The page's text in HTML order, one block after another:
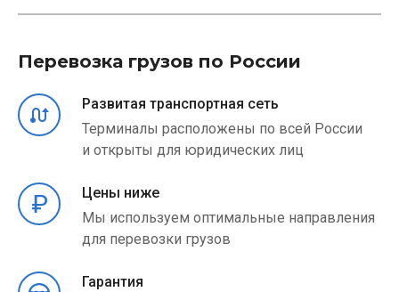
Перевозка грузов по России
Развитая транспортная сеть
Терминалы расположены по всей России
и открыты для юридических лиц
Цены ниже
Мы используем оптимальные направления
для перевозки грузов
Гарантия